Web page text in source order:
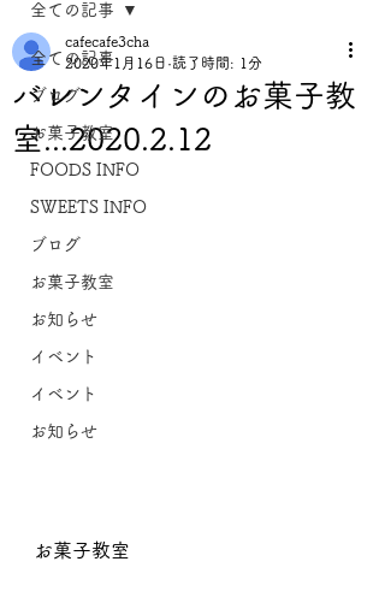
全ての記事
ブログ
お菓子教室
FOODS INFO
SWEETS INFO
ブログ
お菓子教室
お知らせ
イベント
イベント
お知らせ
全ての記事
バレンタインのお菓子教
室...2020.2.12
cafecafe3cha
2020年1月16日 読了時間: 1分
お菓子教室